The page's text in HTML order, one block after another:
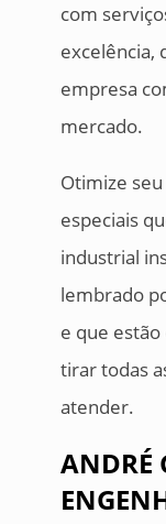
com
excelência,
empresa
mercado.
Otimize
especiais
industrial
lembrado
e que
tirar todas
atender.
ANDRÉ